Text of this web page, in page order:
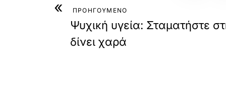
« ΠΡΟΗΓΟΥΜΕΝΟ
Ψυχική υγεία: Σταματήστε
δίνει χαρά